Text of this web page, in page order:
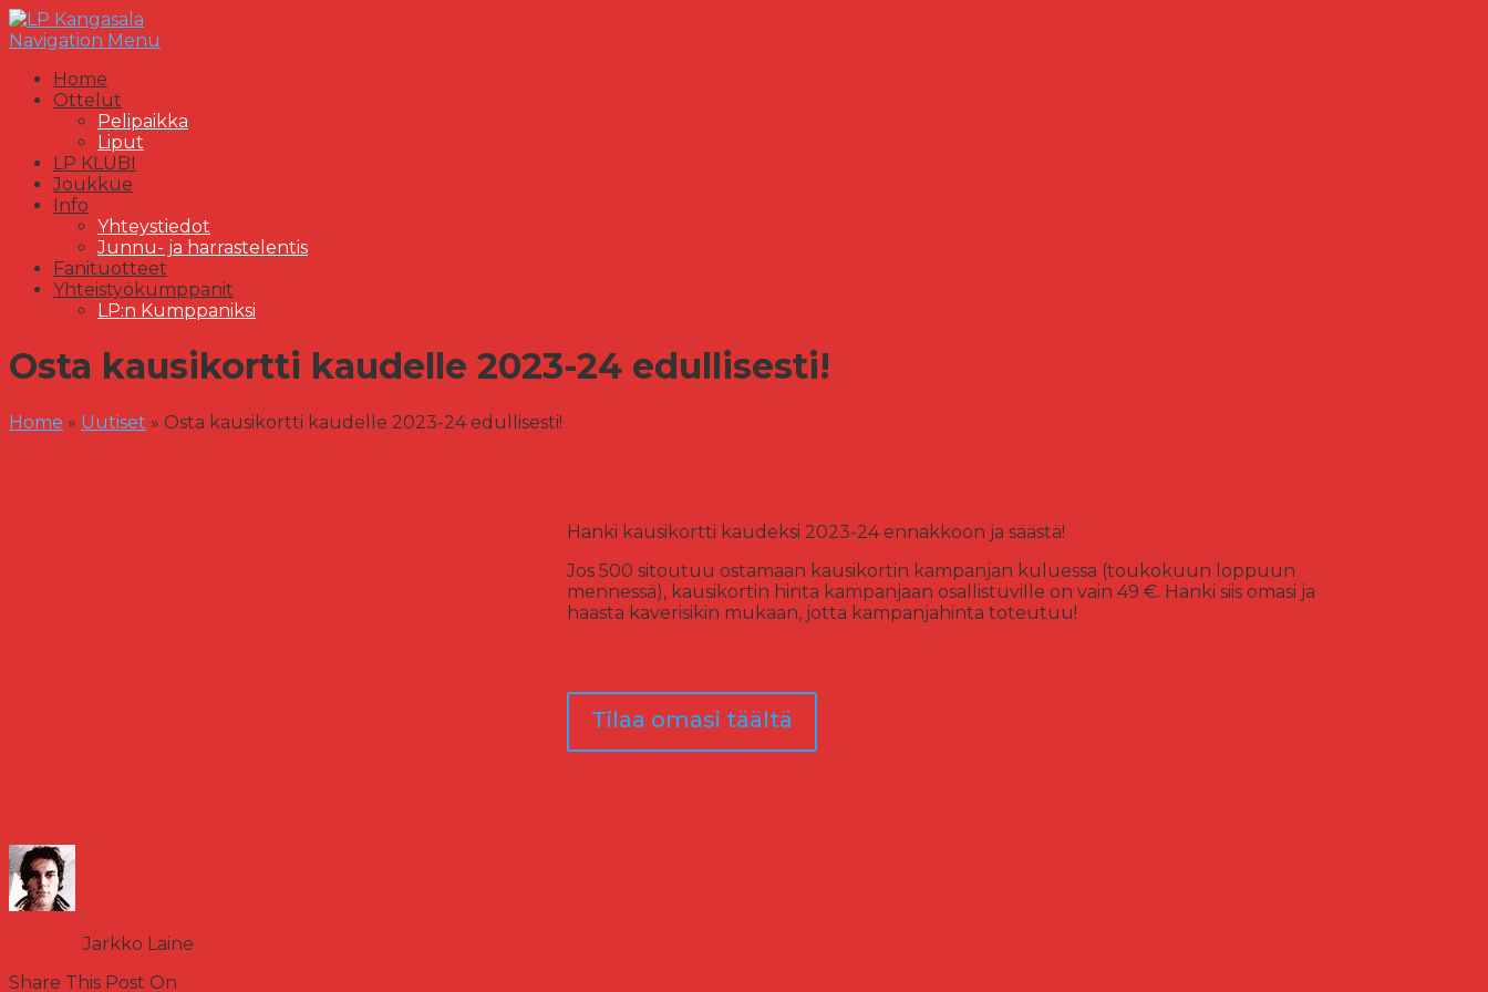
Navigation Menu
Home
Ottelut
Pelipaikka
Liput
LP KLUBI
Joukkue
Info
Yhteystiedot
Junnu- ja harrastelentis
Fanituotteet
Yhteistyökumppanit
LP:n Kumppaniksi
Osta kausikortti kaudelle 2023-24 edullisesti!
Home » Uutiset » Osta kausikortti kaudelle 2023-24 edullisesti!
Hanki kausikortti kaudeksi 2023-24 ennakkoon ja säästä!
Jos 500 sitoutuu ostamaan kausikortin kampanjan kuluessa (toukokuun loppuun
mennessä), kausikortin hinta kampanjaan osallistuville on vain 49 €. Hanki siis omasi ja
haasta kaverisikin mukaan, jotta kampanjahinta toteutuu!
Tilaa omasi täältä
Jarkko Laine
Share This Post On